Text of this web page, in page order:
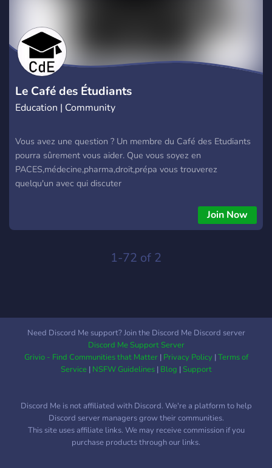
Le Café des Étudiants
Education | Community
Vous avez une question ? Un membre du Café des Etudiants
pourra sûrement vous aider. Que vous soyez en
PACES,médecine,pharma,droit,prépa vous trouverez
quelqu'un avec qui discuter
Join Now
1-72 of 2
Need Discord Me support? Join the Discord Me Discord server
Discord Me Support Server
Grivio - Find Communities that Matter| Privacy Policy|Terms of
Service| NSFW Guidelines| Blog |Support
Discord Me is not affiliated with Discord. We're a platform to help
Discord server managers grow their communities.
This site uses affiliate links. We may receive commission if you
purchase products through our links.